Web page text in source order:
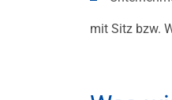
mit Sitz bzw.